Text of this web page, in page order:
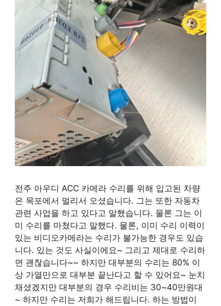
전주 아우디 ACC 카메라 수리를 위해 입고된 차량
은 목포에서 멀리서 오셨습니다. 그는 또한 자동차
관련 사업을 하고 있다고 말했습니다. 물론 그는 이
미 수리를 마쳤다고 말했다. 물론, 이미 수리 이력이
있는 비디오카메라는 수리가 불가능한 경우도 있습
니다. 있는 것도 사실이에요~ 그리고 제대로 수리하
면 괜찮습니다~~ 하지만 대부분의 수리는 80% 이
상 가열만으로 대부분 끝난다고 할 수 있어요~ 눈치
채셨겠지만 대부분의 경우 수리비는 30~40만원대
~ 하지만 수리는 저희가 해드립니다. 하는 방법이